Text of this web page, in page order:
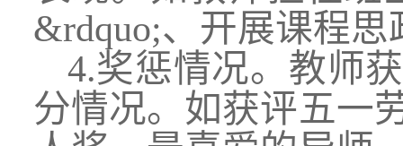
&rdquo;、开展课程思
4.奖惩情况。教师
分情况。如获评五一